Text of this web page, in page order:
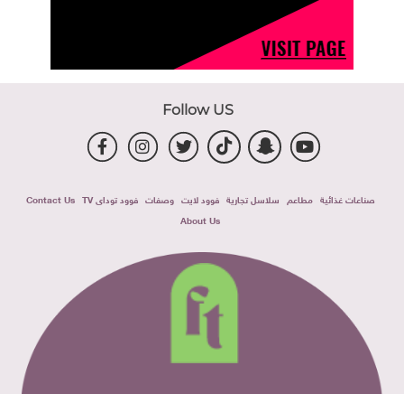
Follow US
صناعات غذائية مطاعم سلاسل تجارية فوود لايت وصفات فوود توداى TV
Contact Us
About Us